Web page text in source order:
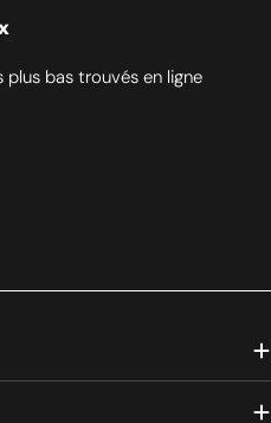
plus bas trouvés en ligne